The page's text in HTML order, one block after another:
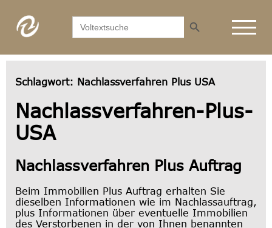
Search
for:
Search Button
Schlagwort: Nachlassverfahren Plus USA
Nachlassverfahren-Plus-
USA
Nachlassverfahren Plus Auftrag
Beim Immobilien Plus Auftrag erhalten Sie
dieselben Informationen wie im Nachlassauftrag,
plus Informationen über eventuelle Immobilien
des Verstorbenen in der von Ihnen benannten